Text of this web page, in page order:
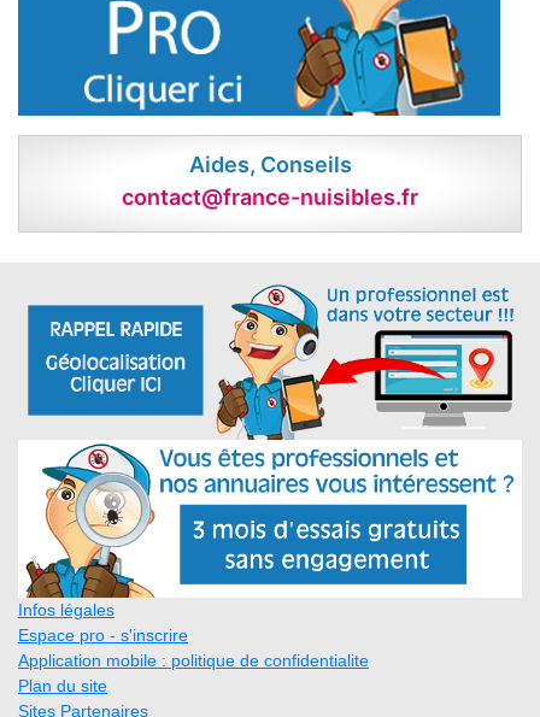
Aides, Conseils
contact@france-nuisibles.fr
Infos légales
Espace pro - s'inscrire
Application mobile : politique de confidentialite
Plan du site
Sites Partenaires